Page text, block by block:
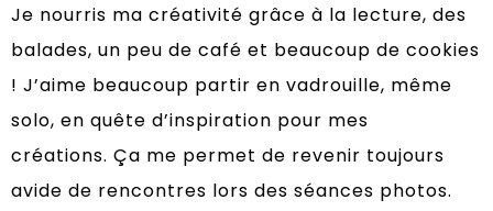
Je nourris ma créativité grâce à la lecture, des
balades, un peu de café et beaucoup de cookies
! J’aime beaucoup partir en vadrouille, même
solo, en quête d’inspiration pour mes
créations. Ça me permet de revenir toujours
avide de rencontres lors des séances photos.